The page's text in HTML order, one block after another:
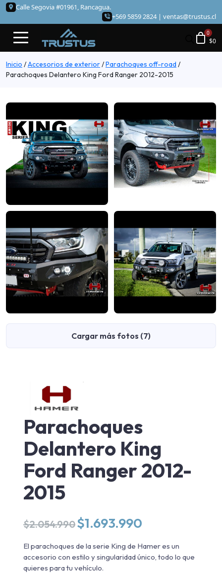
Calle Segovia #01961, Rancagua.
+569 5859 2824 | ventas@trustus.cl
$0
Inicio /Accesorios de exterior/Parachoques off-road/
Parachoques Delantero King Ford Ranger 2012-2015
Cargar más fotos (7)
Parachoques
Delantero King
Ford Ranger 2012-
2015
$2.054.990 El
precio
original
era:
$2.054.990.
$1.693.990
actual
es:
El parachoques de la serie King de Hamer es un
accesorio con estilo y singularidad único, todo lo que
quieres para tu vehículo.